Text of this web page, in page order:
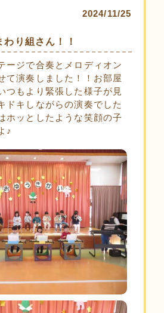
2024/11/25
わり組さん！！
ージで合奏とメロディオン
て演奏しました！！お部屋
つもより緊張した様子が見
ドキしながらの演奏でした
ホッとしたような笑顔の子
♪